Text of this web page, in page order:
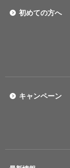
初めての方へ
キャンペーン